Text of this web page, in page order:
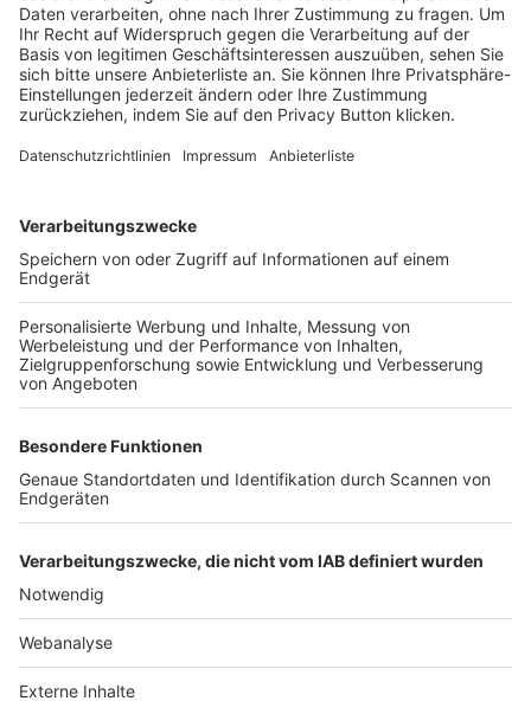
Trainerbörse
Login SpielPlus
FOLGE DEM BFV
TOP-VEREINE
TOP-PARTNER
Nutzungsbedingungen Datenschutz Impressum